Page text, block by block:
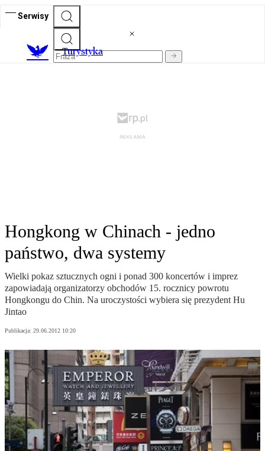
Serwisy
Turystyka
Hongkong w Chinach - jedno
państwo, dwa systemy
Wielki pokaz sztucznych ogni i ponad 300 koncertów i imprez
zapowiadają organizatorzy obchodów 15. rocznicy powrotu
Hongkongu do Chin. Na uroczystości wybiera się prezydent Hu
Jintao
Publikacja: 29.06.2012 10:20